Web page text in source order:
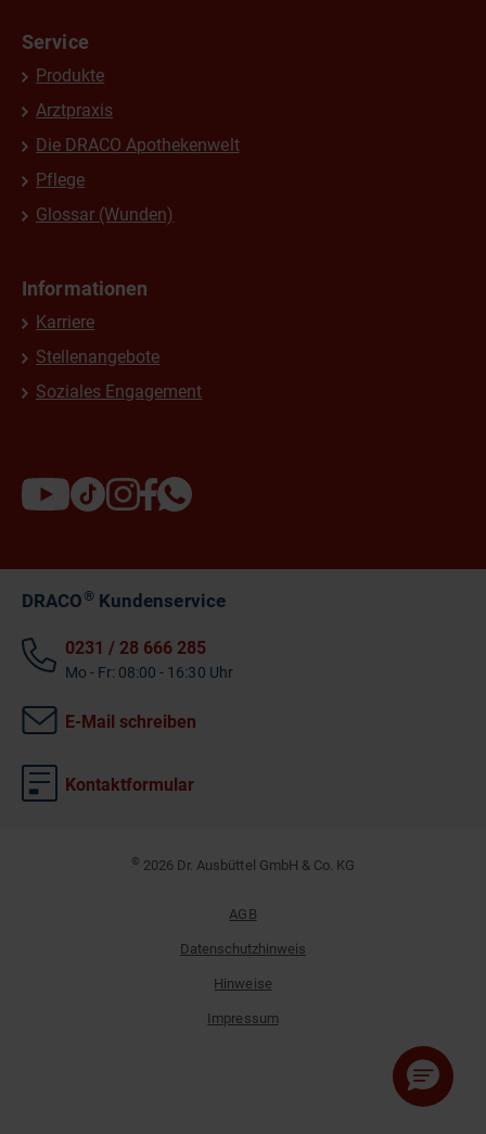
Service
Produkte
Arztpraxis
Die DRACO Apothekenwelt
Pflege
Glossar (Wunden)
Informationen
Karriere
Stellenangebote
Soziales Engagement
DRACO®Kundenservice
0231 / 28 666 285
Mo - Fr: 08:00 - 16:30 Uhr
E-Mail schreiben
Kontaktformular
© 2026 Dr. Ausbüttel GmbH & Co. KG
AGB
Datenschutzhinweis
Hinweise
Impressum